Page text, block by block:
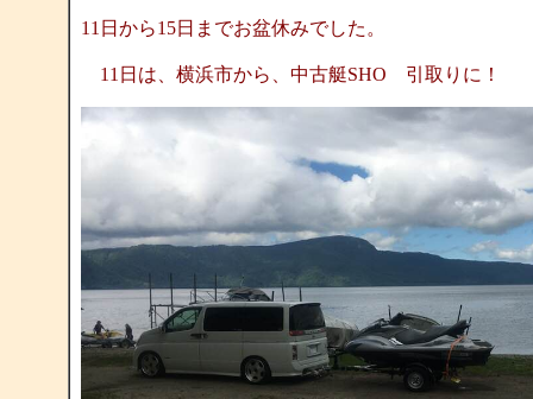
11日から15日までお盆休みでした。
11日は、横浜市から、中古艇SHO 引取りに！